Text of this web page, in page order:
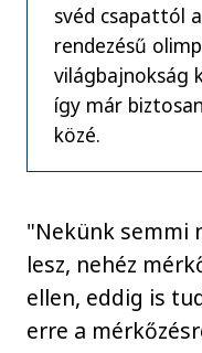
svéd csapattól
rendezésű
világbajnokság
így már
közé.
"Nekünk semmi
lesz, nehéz
ellen, eddig is
erre a